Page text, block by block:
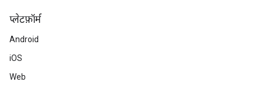
प्‍लेटफ़ॉर्म
Android
iOS
Web